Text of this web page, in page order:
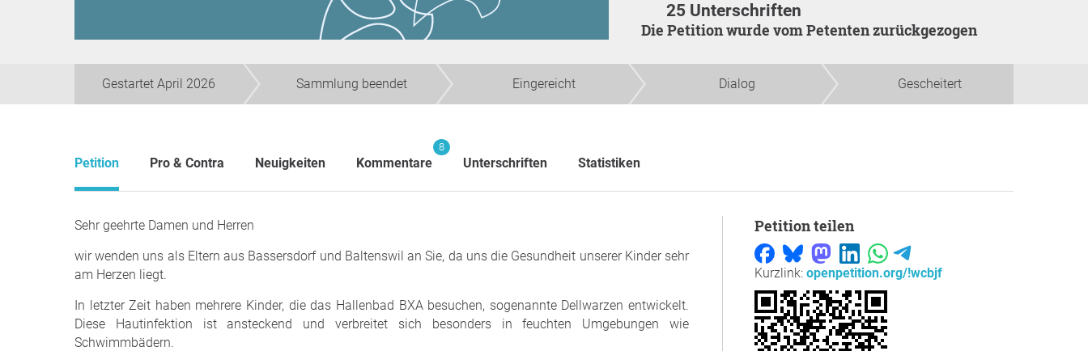
25 Unterschriften
Die Petition wurde vom Petenten zurückgezogen
Gestartet April 2026 Sammlung beendet Eingereicht Dialog Gescheitert
Petition Pro & Contra Neuigkeiten Kommentare
8
Unterschriften Statistiken
Sehr geehrte Damen und Herren
wir wenden uns als Eltern aus Bassersdorf und Baltenswil an Sie, da uns die Gesundheit unserer Kinder sehr
am Herzen liegt.
In letzter Zeit haben mehrere Kinder, die das Hallenbad BXA besuchen, sogenannte Dellwarzen entwickelt.
Diese Hautinfektion ist ansteckend und verbreitet sich besonders in feuchten Umgebungen wie
Schwimmbädern.
Petition teilen
Kurzlink: openpetition.org/!wcbjf